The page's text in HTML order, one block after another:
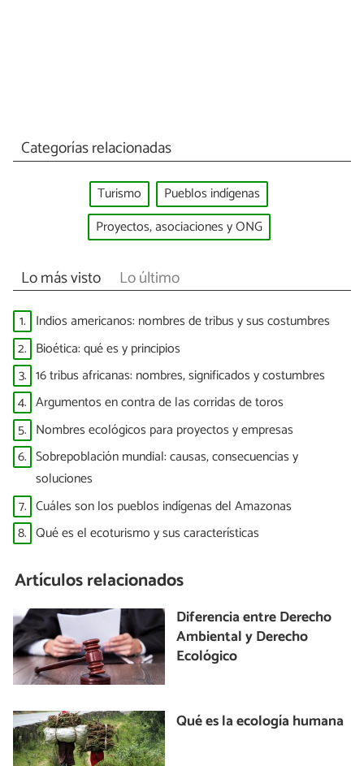
Categorías relacionadas
Turismo
Pueblos indígenas
Proyectos, asociaciones y ONG
Lo más visto Lo último
1. Indios americanos: nombres de tribus y sus costumbres
2. Bioética: qué es y principios
3. 16 tribus africanas: nombres, significados y costumbres
4. Argumentos en contra de las corridas de toros
5. Nombres ecológicos para proyectos y empresas
6. Sobrepoblación mundial: causas, consecuencias y
soluciones
7. Cuáles son los pueblos indígenas del Amazonas
8. Qué es el ecoturismo y sus características
Artículos relacionados
Diferencia entre Derecho
Ambiental y Derecho
Ecológico
Qué es la ecología humana